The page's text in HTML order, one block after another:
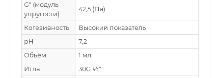
G″ (модуль
упругости)
42,5 (Па)
Когезивность
Высокий показатель
pH
7,2
Объём
1 мл
Игла
30G ½″